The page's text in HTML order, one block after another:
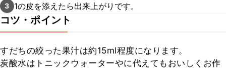
3 1の皮を添えたら出来上がりです。
コツ・ポイント
すだちの絞った果汁は約15ml程度になります。
炭酸水はトニックウォーターやに代えてもおいしくお作